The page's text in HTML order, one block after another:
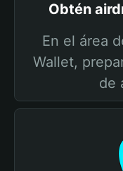
Obtén
En el área
Wallet,
de